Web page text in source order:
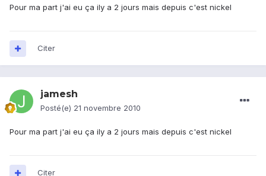
Pour ma part j'ai eu ça ily a 2 jours mais depuis c'est nickel
Citer
jamesh
Posté(e) 21 novembre 2010
Pour ma part j'ai eu ça ily a 2 jours mais depuis c'est nickel
Citer